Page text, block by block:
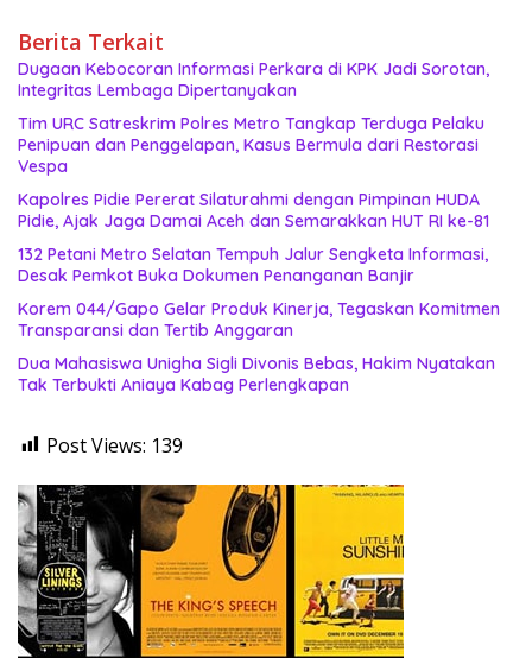
Berita Terkait
Dugaan Kebocoran Informasi Perkara di KPK Jadi Sorotan,
Integritas Lembaga Dipertanyakan
Tim URC Satreskrim Polres Metro Tangkap Terduga Pelaku
Penipuan dan Penggelapan, Kasus Bermula dari Restorasi
Vespa
Kapolres Pidie Pererat Silaturahmi dengan Pimpinan HUDA
Pidie, Ajak Jaga Damai Aceh dan Semarakkan HUT RI ke-81
132 Petani Metro Selatan Tempuh Jalur Sengketa Informasi,
Desak Pemkot Buka Dokumen Penanganan Banjir
Korem 044/Gapo Gelar Produk Kinerja, Tegaskan Komitmen
Transparansi dan Tertib Anggaran
Dua Mahasiswa Unigha Sigli Divonis Bebas, Hakim Nyatakan
Tak Terbukti Aniaya Kabag Perlengkapan
Post Views: 139